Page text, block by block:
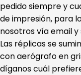
pedido siempre y
de impresión, para
nosotros vía email
Las réplicas se
con aerógrafo en
díganos cuál